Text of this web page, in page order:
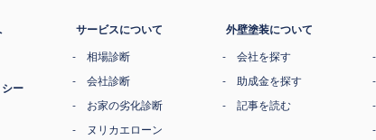
ー
サービスについて
相場診断
会社診断
お家の劣化診断
ヌリカエローン
外壁塗装について
会社を探す
助成金を探す
記事を読む